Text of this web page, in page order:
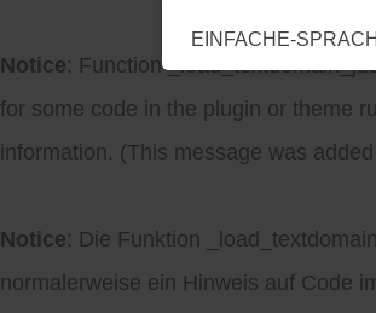
Notice: Function
for some code in the plugin or theme
information. (This message was
Notice: Die Funktion
normalerweise ein Hinweis auf Code
EINFACHE-